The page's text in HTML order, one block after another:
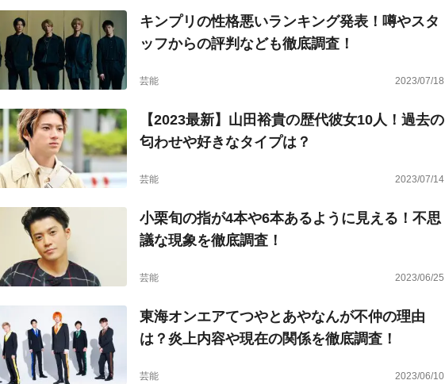
キンプリの性格悪いランキング発表！噂やスタ
ッフからの評判なども徹底調査！
芸能 2023/07/18
【2023最新】山田裕貴の歴代彼女10人！過去の
匂わせや好きなタイプは？
芸能 2023/07/14
小栗旬の指が4本や6本あるように見える！不思
議な現象を徹底調査！
芸能 2023/06/25
東海オンエアてつやとあやなんが不仲の理由
は？炎上内容や現在の関係を徹底調査！
芸能 2023/06/10